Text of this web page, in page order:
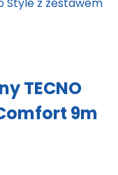
TECNO
9m